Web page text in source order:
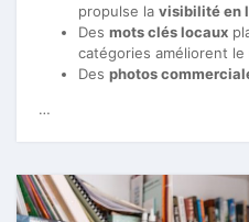
propulse la visibilité en
Des mots clés locaux
catégories améliorent le
Des photos
…